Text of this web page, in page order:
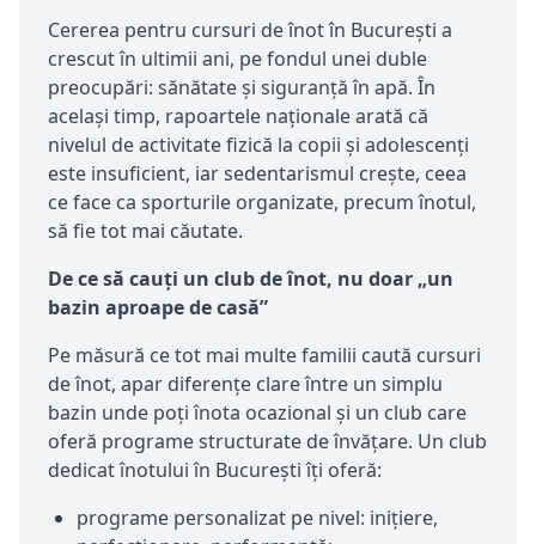
Cererea pentru cursuri de înot în București a
crescut în ultimii ani, pe fondul unei duble
preocupări: sănătate și siguranță în apă. În
același timp, rapoartele naționale arată că
nivelul de activitate fizică la copii și adolescenți
este insuficient, iar sedentarismul crește, ceea
ce face ca sporturile organizate, precum înotul,
să fie tot mai căutate.
De ce să cauți un club de înot, nu doar „un
bazin aproape de casă”
Pe măsură ce tot mai multe familii caută cursuri
de înot, apar diferențe clare între un simplu
bazin unde poți înota ocazional și un club care
oferă programe structurate de învățare. Un club
dedicat înotului în București îți oferă:
programe personalizat pe nivel: inițiere,